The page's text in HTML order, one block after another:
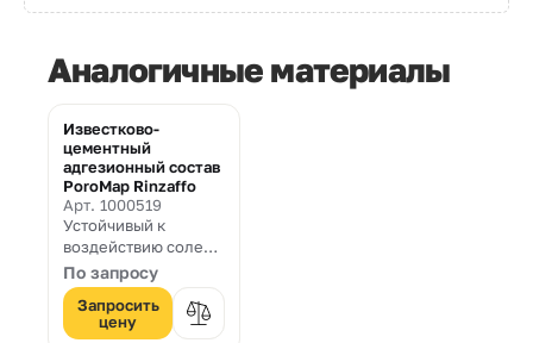
Аналогичные материалы
Известково-
цементный
адгезионный состав
PoroMap Rinzaffo
Арт. 1000519
Устойчивый к
воздействию солей
паропроницаемый,
адгезионный состав
для набрызга,
основанный на
По запросу
Запросить
цену